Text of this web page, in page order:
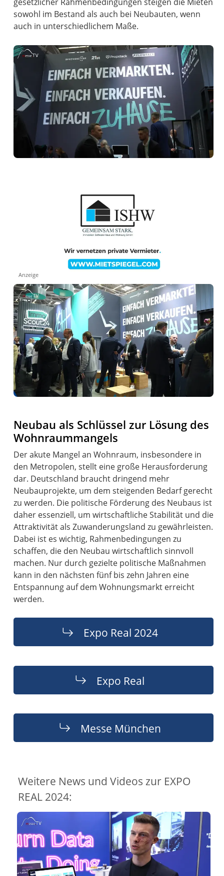
gesetzlicher Rahmenbedingungen steigen die Mieten
sowohl im Bestand als auch bei Neubauten, wenn
auch in unterschiedlichem Maße.
Anzeige
Neubau als Schlüssel zur Lösung des
Wohnraummangels
Der akute Mangel an Wohnraum, insbesondere in
den Metropolen, stellt eine große Herausforderung
dar. Deutschland braucht dringend mehr
Neubauprojekte, um dem steigenden Bedarf gerecht
zu werden. Die politische Förderung des Neubaus ist
daher essenziell, um wirtschaftliche Stabilität und die
Attraktivität als Zuwanderungsland zu gewährleisten.
Dabei ist es wichtig, Rahmenbedingungen zu
schaffen, die den Neubau wirtschaftlich sinnvoll
machen. Nur durch gezielte politische Maßnahmen
kann in den nächsten fünf bis zehn Jahren eine
Entspannung auf dem Wohnungsmarkt erreicht
werden.
Expo Real 2024
Expo Real
Messe München
Weitere News und Videos zur EXPO
REAL 2024: